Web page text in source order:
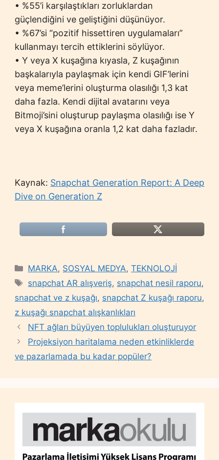
• %55’i karşılaştıkları zorluklardan
güçlendiğini ve geliştiğini düşünüyor.
• %67’si “pozitif hissettiren uygulamaları”
kullanmayı tercih ettiklerini söylüyor.
• Y veya X kuşağına kıyasla, Z kuşağının
başkalarıyla paylaşmak için kendi GIF’lerini
veya meme’lerini oluşturma olasılığı 1,3 kat
daha fazla. Kendi dijital avatarını veya
Bitmoji’sini oluşturup paylaşma olasılığı ise Y
veya X kuşağına oranla 1,2 kat daha fazladır.
Kaynak: Snapchat Generation Report: A Deep
Dive on Generation Z
Categories
MARKA, SOSYAL MEDYA,TEKNOLOJİ
Tags
snapchat AR alışveriş, snapchat nesil raporu,
snapchat ve z kuşağı, snapchat Z kuşağı raporu,
z kuşağı snapchat alışkanlıkları
NFT ağları büyüyen toplulukları oluşturuyor
Projeksiyon haritalama neden etkinliklerde
ve pazarlamada bu kadar popüler?